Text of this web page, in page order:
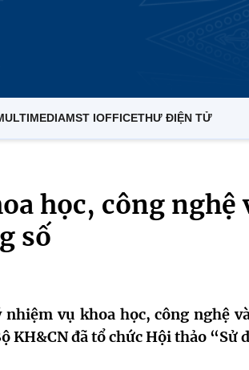
MST IOFFICETHƯ ĐIỆN TỬ
học, công nghệ
số
vụ khoa học, công nghệ
KH&CN đã tổ chức Hội thảo “Sử